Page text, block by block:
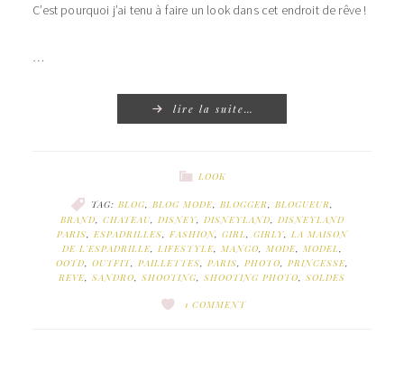
C’est pourquoi j’ai tenu à faire un look dans cet endroit de rêve !
…
lire la suite…
LOOK
TAG: BLOG BLOG MODE BLOGGER BLOGUEUR
BRAND
CHATEAU, DISNEY, DISNEYLAND
DISNEYLAND
PARIS
ESPADRILLES FASHION, GIRL GIRLY, LA MAISON
DE L'ESPADRILLE, LIFESTYLE, MANGO MODE, MODEL
OOTD
OUTFIT, PAILLETTES PARIS PHOTO PRINCESSE,
REVE SANDRO SHOOTING SHOOTING PHOTO SOLDES
1 COMMENT